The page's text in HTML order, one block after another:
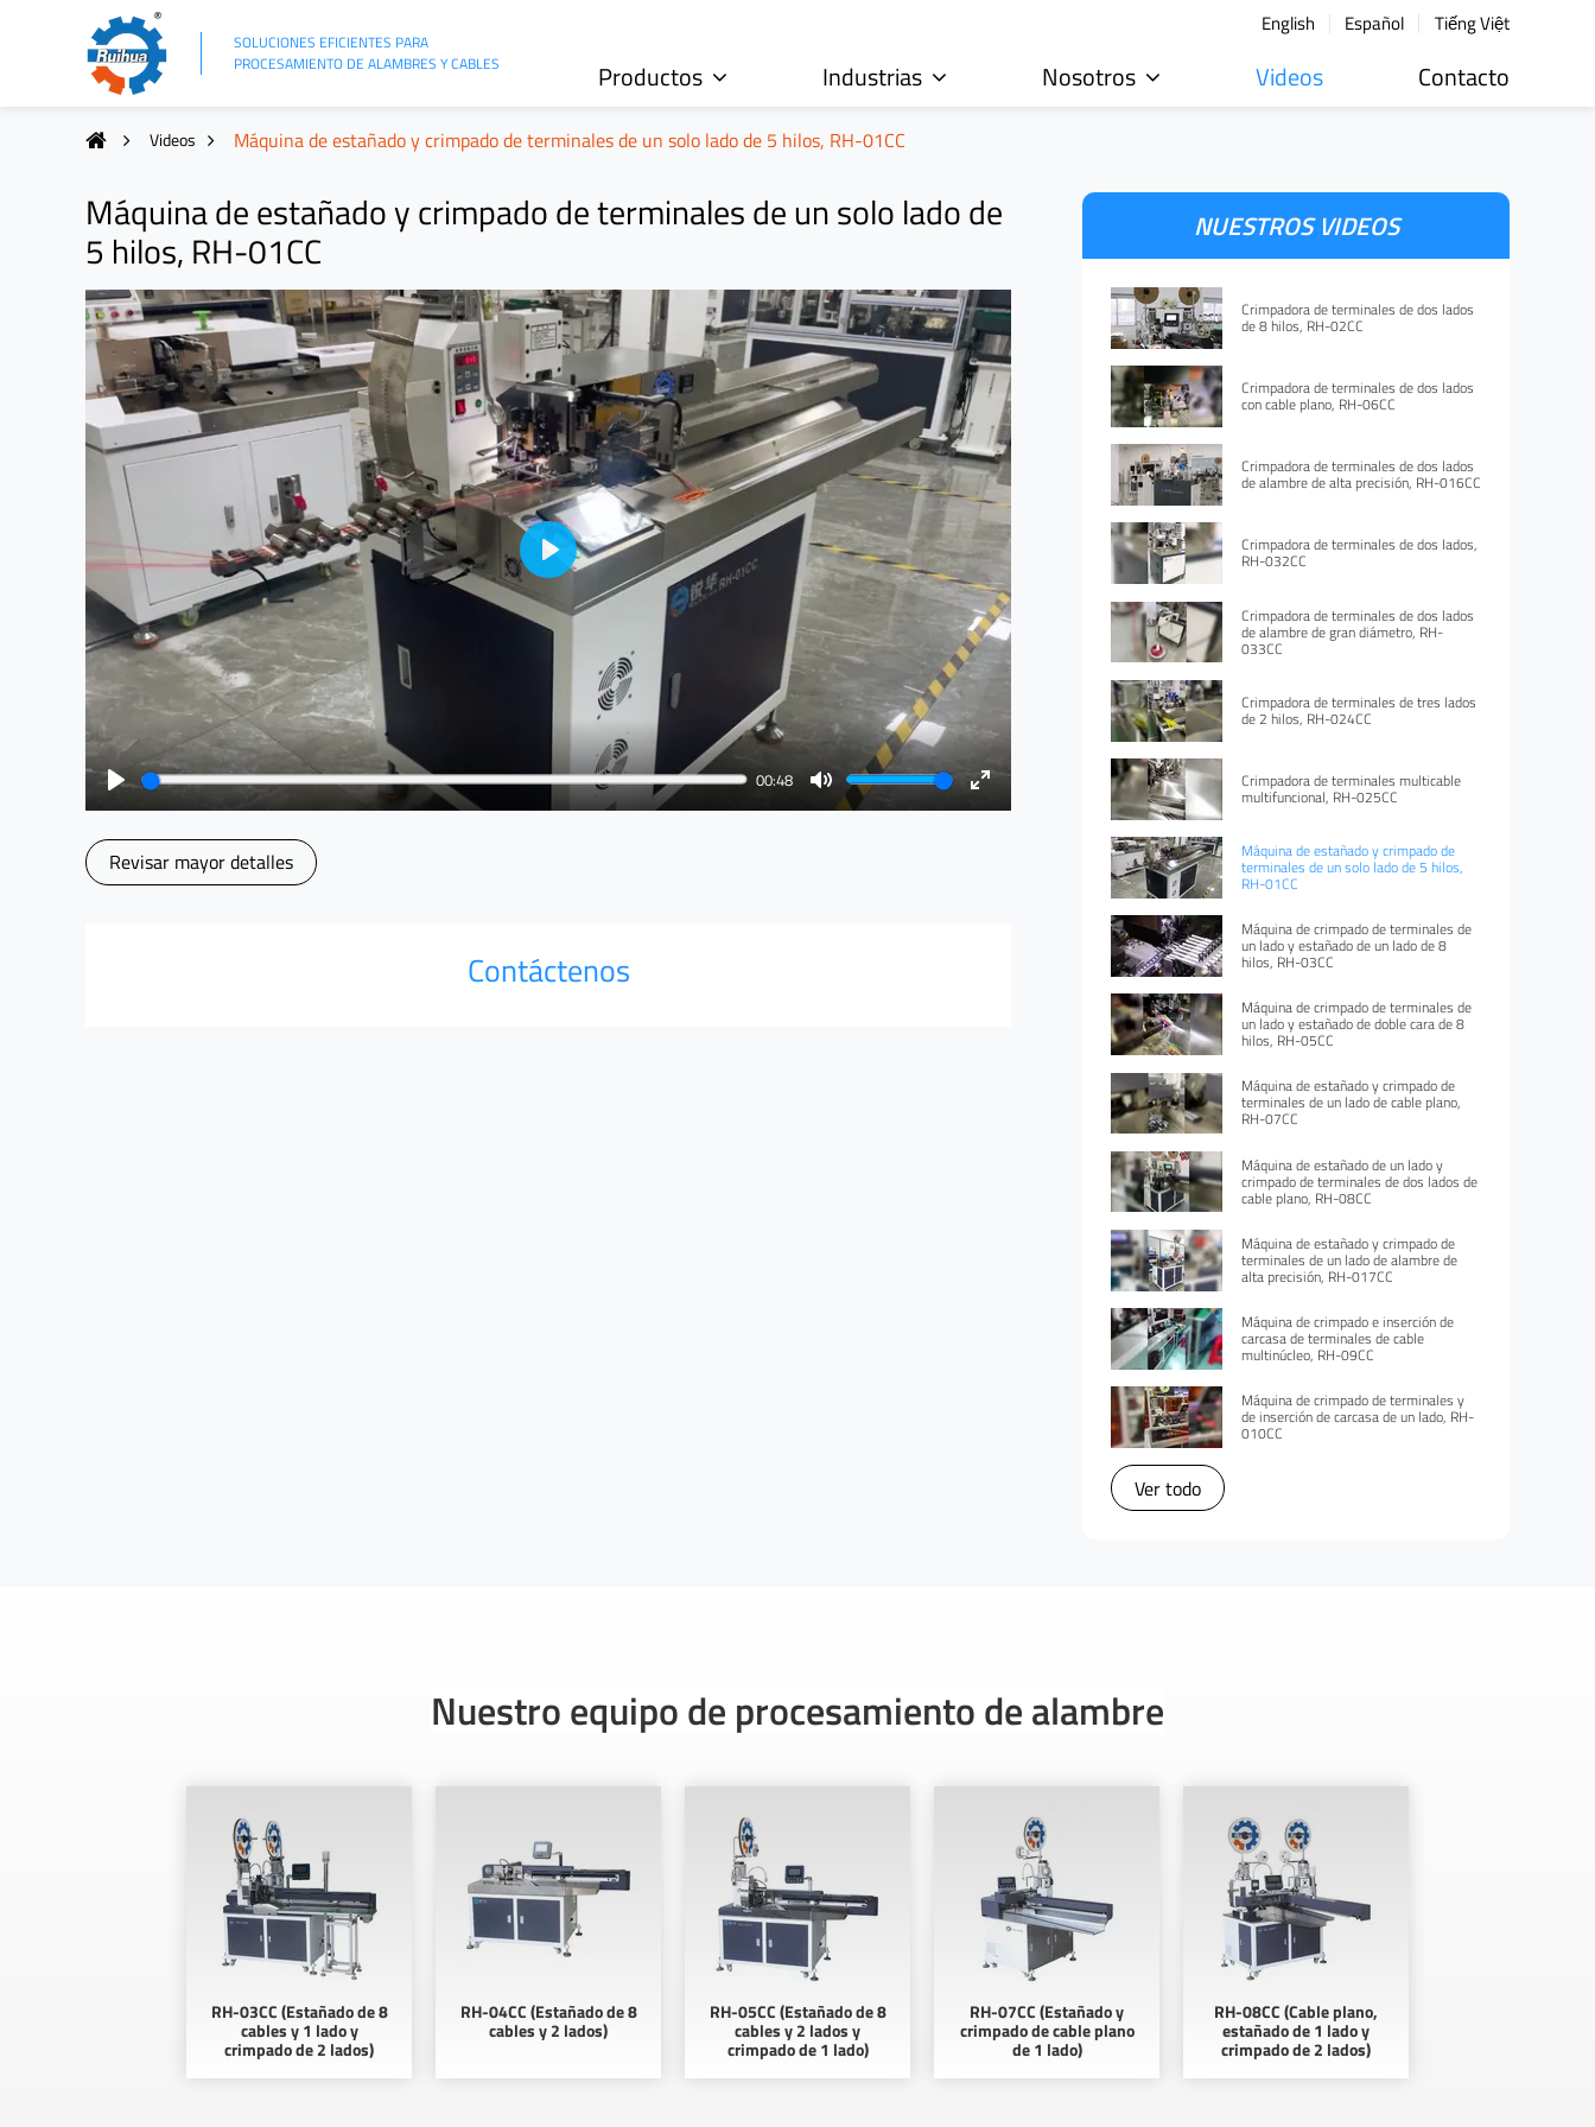
SOLUCIONES EFICIENTES PARA
PROCESAMIENTO DE ALAMBRES Y CABLES
English Español Tiếng Việt
Productos Industrias Nosotros Videos Contacto
Videos Máquina de estañado y crimpado de terminales de un solo lado de 5 hilos, RH-01CC
Máquina de estañado y crimpado de terminales de un solo lado de
5 hilos, RH-01CC
Play
00:48
Mute
Enter
Play
Revisar mayor detalles
Contáctenos
NUESTROS VIDEOS
Crimpadora de terminales de dos lados
de 8 hilos, RH-02CC
Crimpadora de terminales de dos lados
con cable plano, RH-06CC
Crimpadora de terminales de dos lados
de alambre de alta precisión, RH-016CC
Crimpadora de terminales de dos lados,
RH-032CC
Crimpadora de terminales de dos lados
de alambre de gran diámetro, RH-
033CC
Crimpadora de terminales de tres lados
de 2 hilos, RH-024CC
Crimpadora de terminales multicable
multifuncional, RH-025CC
Máquina de estañado y crimpado de
terminales de un solo lado de 5 hilos,
RH-01CC
Máquina de crimpado de terminales de
un lado y estañado de un lado de 8
hilos, RH-03CC
Máquina de crimpado de terminales de
un lado y estañado de doble cara de 8
hilos, RH-05CC
Máquina de estañado y crimpado de
terminales de un lado de cable plano,
RH-07CC
Máquina de estañado de un lado y
crimpado de terminales de dos lados de
cable plano, RH-08CC
Máquina de estañado y crimpado de
terminales de un lado de alambre de
alta precisión, RH-017CC
Máquina de crimpado e inserción de
carcasa de terminales de cable
multinúcleo, RH-09CC
Máquina de crimpado de terminales y
de inserción de carcasa de un lado, RH-
010CC
Ver todo
Nuestro equipo de procesamiento de alambre
RH-03CC (Estañado de 8
cables y 1 lado y
crimpado de 2 lados)
RH-04CC (Estañado de 8
cables y 2 lados)
RH-05CC (Estañado de 8
cables y 2 lados y
crimpado de 1 lado)
RH-07CC (Estañado y
crimpado de cable plano
de 1 lado)
RH-08CC (Cable plano,
estañado de 1 lado y
crimpado de 2 lados)